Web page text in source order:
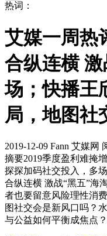
热词：
艾媒一周热
合纵连横
场；快播王
局，地图社
2019-12-09 Fann 艾媒网
摘要2019季度盈利难掩
探探加码社交投入，多
合纵连横 激战“黑五”海
者也要留意风险理性消
图社交会是新风口吗？
与公益如何平衡成焦点